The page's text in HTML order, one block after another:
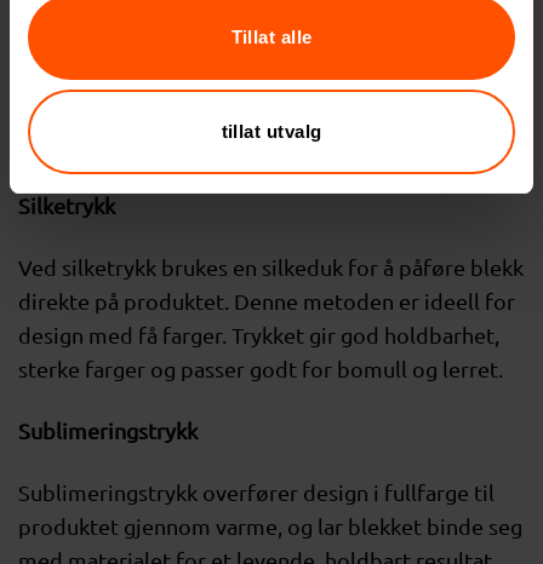
Tillat alle
tillat utvalg
Transfertrykk innebærer å trykke et design på
spesialpapir som deretter overføres til produktet
med varme. Det er fleksibelt for både lyse og
mørke stoffer og egner seg godt for detaljerte
design med flere farger.
Silketrykk
Ved silketrykk brukes en silkeduk for å påføre blekk
direkte på produktet. Denne metoden er ideell for
design med få farger. Trykket gir god holdbarhet,
sterke farger og passer godt for bomull og lerret.
Sublimeringstrykk
Sublimeringstrykk overfører design i fullfarge til
produktet gjennom varme, og lar blekket binde seg